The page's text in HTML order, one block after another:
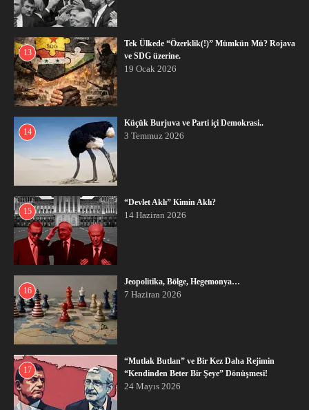
13
Tek Ülkede “Özerklik(!)” Mümkün Mü? Rojava
ve SDG üzerine.
19 Ocak 2026
14
Küçük Burjuva ve Parti içi Demokrasi..
3 Temmuz 2026
15
“Devlet Aklı” Kimin Aklı?
14 Haziran 2026
16
Jeopolitika, Bölge, Hegemonya…
7 Haziran 2026
17
“Mutlak Butlan” ve Bir Kez Daha Rejimin
“Kendinden Beter Bir Şeye” Dönüşmesi!
24 Mayıs 2026